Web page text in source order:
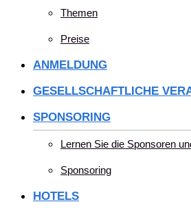
Themen
Preise
ANMELDUNG
GESELLSCHAFTLICHE
SPONSORING
Lernen Sie die Sponsoren
Sponsoring
HOTELS